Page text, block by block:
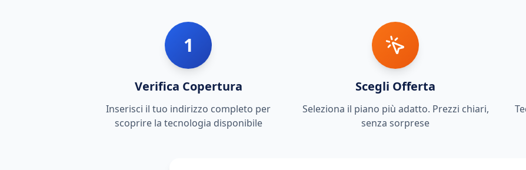
1
Verifica Copertura
Inserisci il tuo indirizzo completo per
scoprire la tecnologia disponibile
Scegli Offerta
Seleziona il piano più adatto. Prezzi chiari,
senza sorprese